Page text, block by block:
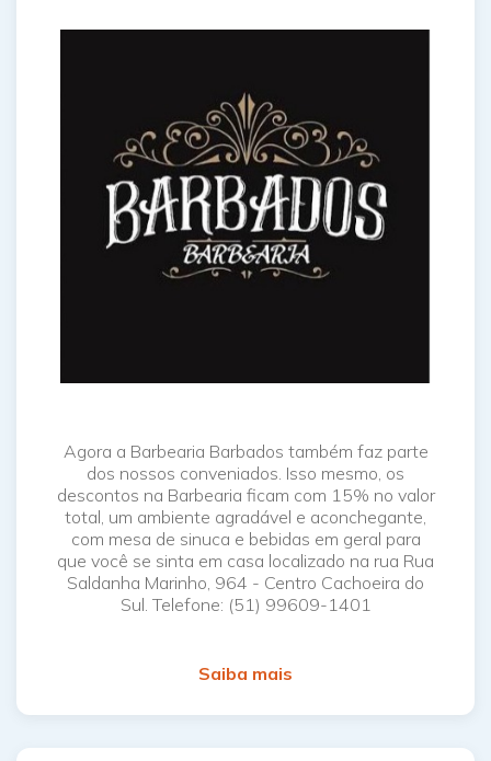
Agora a Barbearia Barbados também faz parte
dos nossos conveniados. Isso mesmo, os
descontos na Barbearia ficam com 15% no valor
total, um ambiente agradável e aconchegante,
com mesa de sinuca e bebidas em geral para
que você se sinta em casa localizado na rua Rua
Saldanha Marinho, 964 - Centro Cachoeira do
Sul. Telefone: (51) 99609-1401
Saiba mais